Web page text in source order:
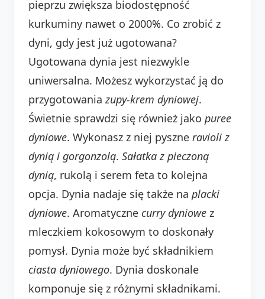
pieprzu zwiększa biodostępność
kurkuminy nawet o 2000%. Co zrobić z
dyni, gdy jest już ugotowana?
Ugotowana dynia jest niezwykle
uniwersalna. Możesz wykorzystać ją do
przygotowania zupy-krem dyniowej.
Świetnie sprawdzi się również jako puree
dyniowe. Wykonasz z niej pyszne ravioli z
dynią i gorgonzolą. Sałatka z pieczoną
dynią, rukolą i serem feta to kolejna
opcja. Dynia nadaje się także na placki
dyniowe. Aromatyczne curry dyniowe z
mleczkiem kokosowym to doskonały
pomysł. Dynia może być składnikiem
ciasta dyniowego. Dynia doskonale
komponuje się z różnymi składnikami.